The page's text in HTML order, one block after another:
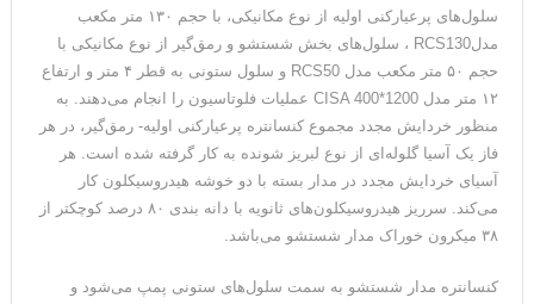
سلول‌های پرعیارکنی اولیه از نوع مکانیکی، با حجم ۱۳۰ متر مکعب
مدلRCS130 ، سلول‌های بخش شستشو و رمق‌گیر از نوع مکانیکی با
حجم ۵۰ متر مکعب مدل RCS50 و سلول ستونی به قطر ۴ متر و ارتفاع
۱۲ متر مدل CISA 400*1200 عملیات فلوتاسیون را انجام می‌دهند. به
منظور خردایش مجدد مجموع کنسانتره پرعیارکنی اولیه- رمق‌گیر، در هر
فاز یک آسیا گلوله‌ای از نوع لبریز شونده به کار گرفته شده است. هر
آسیای خردایش مجدد در مدار بسته با دو خوشه هیدروسیکلون کار
می‌کند. سرریز هیدروسیکلون‌های ثانویه با دانه بندی ۸۰ درصد کوچکتر از
۳۸ میکرون خوراک مدار شستشو می‌باشد.
کنسانتره مدار شستشو به سمت سلول‌های ستونی پمپ می‌شود و